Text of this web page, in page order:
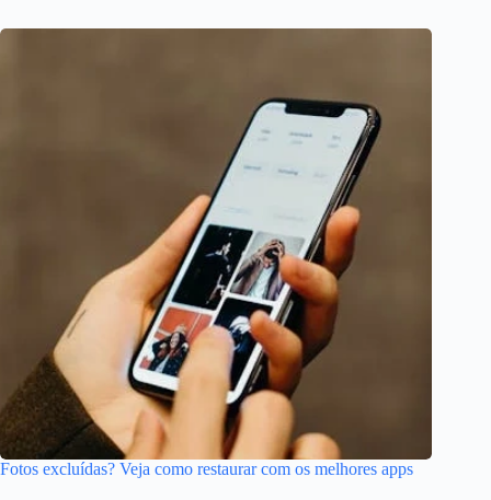
Fotos excluídas? Veja como restaurar com os melhores apps